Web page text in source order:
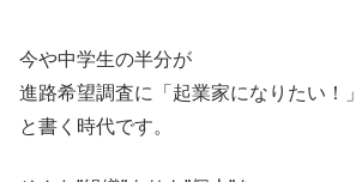
今や中学生の半分が
進路希望調査に「起業家になりたい！」
と書く時代です。